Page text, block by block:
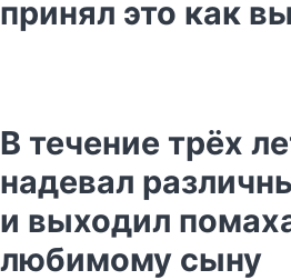
принял это как
В течение трёх
надевал
и выходил
любимому сыну